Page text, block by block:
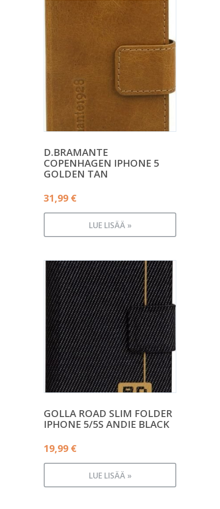
D.BRAMANTE
COPENHAGEN IPHONE 5
GOLDEN TAN
31,99 €
LUE LISÄÄ »
GOLLA ROAD SLIM FOLDER
IPHONE 5/5S ANDIE BLACK
19,99 €
LUE LISÄÄ »